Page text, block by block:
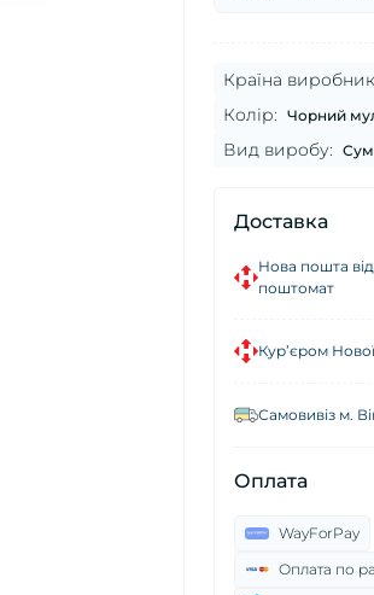
Країна
Колір: Чорний
Вид виробу:
Доставка
Нова пошта
поштомат
Кур’єром
Самовивіз м.
Оплата
WayForPay
Оплата по